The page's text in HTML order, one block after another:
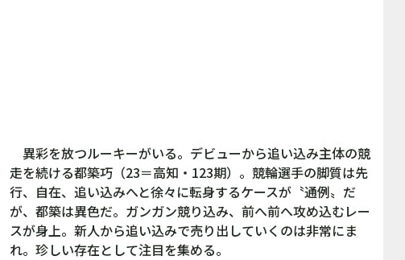
異彩を放つルーキーがいる。デビューから追い込み主体の競
走を続ける都築巧（23＝高知・123期）。競輪選手の脚質は先
行、自在、追い込みへと徐々に転身するケースが〝通例〟だ
が、都築は異色だ。ガンガン競り込み、前へ前へ攻め込むレー
スが身上。新人から追い込みで売り出していくのは非常にま
れ。珍しい存在として注目を集める。